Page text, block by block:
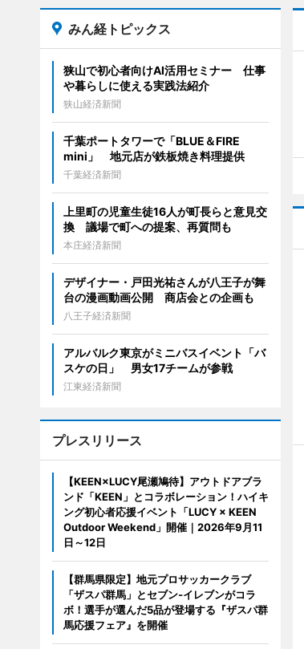
みん経トピックス
狭山で初心者向けAI活用セミナー 仕事
や暮らしに使える実践法紹介
狭山経済新聞
千葉ポートタワーで「BLUE＆FIRE
mini」 地元店が鉄板焼き料理提供
千葉経済新聞
上里町の児童生徒16人が町長らと意見交
換 議場で町への提案、再質問も
本庄経済新聞
デザイナー・戸田光祐さんが八王子が舞
台の漫画動画公開 商店会との企画も
八王子経済新聞
アルバルク東京がミニバスイベント「バ
スケの日」 男女17チームが参戦
江東経済新聞
プレスリリース
【KEEN×LUCY尾瀬鳩待】アウトドアブラ
ンド「KEEN」とコラボレーション！ハイキ
ング初心者応援イベント「LUCY × KEEN
Outdoor Weekend」開催｜2026年9月11
日～12日
【群馬県限定】地元プロサッカークラブ
「ザスパ群馬」とセブン‐イレブンがコラ
ボ！選手が選んだ5品が登場する『ザスパ群
馬応援フェア』を開催